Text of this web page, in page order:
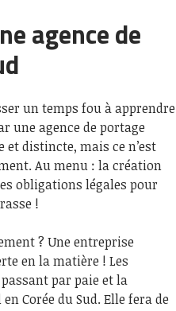
agence de
un temps fou à apprendre
une agence de portage
distincte, mais ce n’est
Au menu : la création
obligations légales pour
!
? Une entreprise
en la matière ! Les
par paie et la
Corée du Sud. Elle fera de